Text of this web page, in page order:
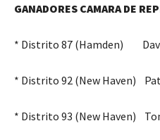
GANADORES CAMARA DE
* Distrito 87 (Hamden)
* Distrito 92 (New Haven)
* Distrito 93 (New Haven)